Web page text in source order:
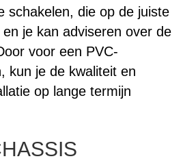
schakelen, die op de juiste
je kan adviseren over de
voor een PVC-
kun je de kwaliteit en
op lange termijn